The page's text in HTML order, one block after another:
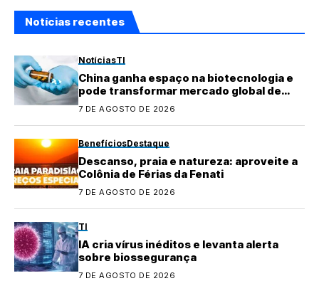
Notícias recentes
NotíciasTI
China ganha espaço na biotecnologia e
pode transformar mercado global de
medicamentos
7 DE AGOSTO DE 2026
BenefíciosDestaque
Descanso, praia e natureza: aproveite a
Colônia de Férias da Fenati
7 DE AGOSTO DE 2026
TI
IA cria vírus inéditos e levanta alerta
sobre biossegurança
7 DE AGOSTO DE 2026